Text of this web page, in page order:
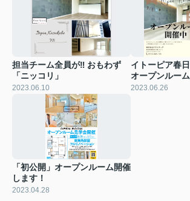
担当チーム全員が‼ おもわず
「ニッコリ」
2023.06.10
イトーピア春
オープンルー
2023.06.26
「初公開」オープンルーム開催
します！
2023.04.28